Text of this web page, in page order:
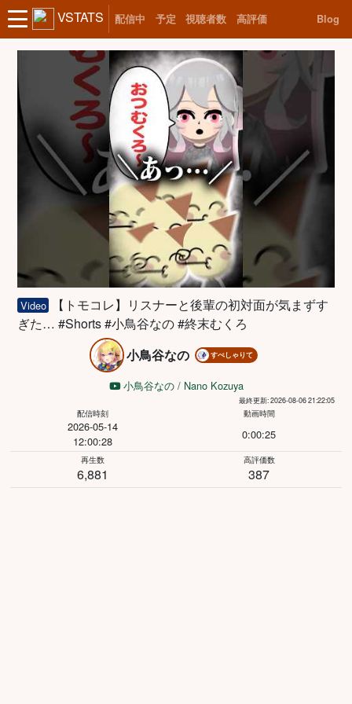
VSTATS 配信中 予定 視聴者数 高評価 Blog
Video
【トモコレ】リスナーと後輩の初対面が気まずす
ぎた… #Shorts #小鳥谷なの #終末むくろ
小鳥谷なの
すぺしゃりて
小鳥谷なの / Nano Kozuya
最終更新: 2026-08-06 21:22:05
配信時刻
2026-05-14
12:00:28
動画時間
0:00:25
再生数
6,881
高評価数
387